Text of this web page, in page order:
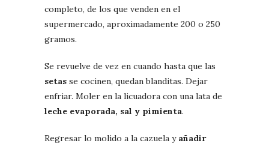
completo, de los que venden en el
supermercado, aproximadamente 200 o 250
gramos.
Se revuelve de vez en cuando hasta que las
setas se cocinen, quedan blanditas. Dejar
enfriar. Moler en la licuadora con una lata de
leche evaporada, sal y pimienta.
Regresar lo molido a la cazuela y añadir